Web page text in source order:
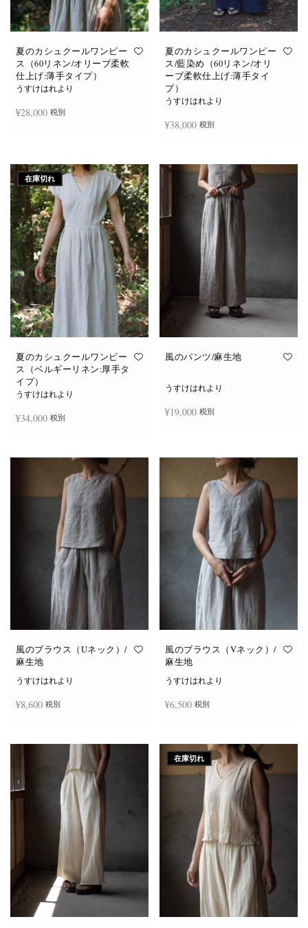
が
あ
り
ま
オ
プ
シ
ョ
ら
選
択
で
き
ま
す
が
あ
り
ま
オ
プ
シ
ョ
ら
選
択
で
き
ま
す
夏のカシュクールワンピー
ス（60リネン/オリーブ柔軟
仕上げ:薄手タイプ）
うすけはれより
¥28,000 税別
夏のカシュクールワンピー
ス/藍染め（60リネン/オリ
ーブ柔軟仕上げ:薄手タイ
プ）
うすけはれより
¥38,000 税別
在庫切れ
夏のカシュクールワンピー
ス（ベルギーリネン:厚手タ
イプ）
うすけはれより
¥34,000 税別
風のパンツ/麻生地
うすけはれより
¥19,000 税別
風のブラウス（Uネック）/
麻生地
うすけはれより
¥8,600 税別
の
商
品
に
は
複
数
の
バ
リ
エ
ー
シ
ョ
ン
が
あ
ま
風のブラウス（Vネック）/
麻生地
うすけはれより
¥6,500 税別
の
商
品
に
は
複
数
の
バ
リ
エ
ー
シ
ョ
ン
が
あ
り
ま
在庫切れ